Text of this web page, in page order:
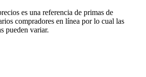
es una referencia de primas de
compradores en línea por lo cual las
pueden variar.